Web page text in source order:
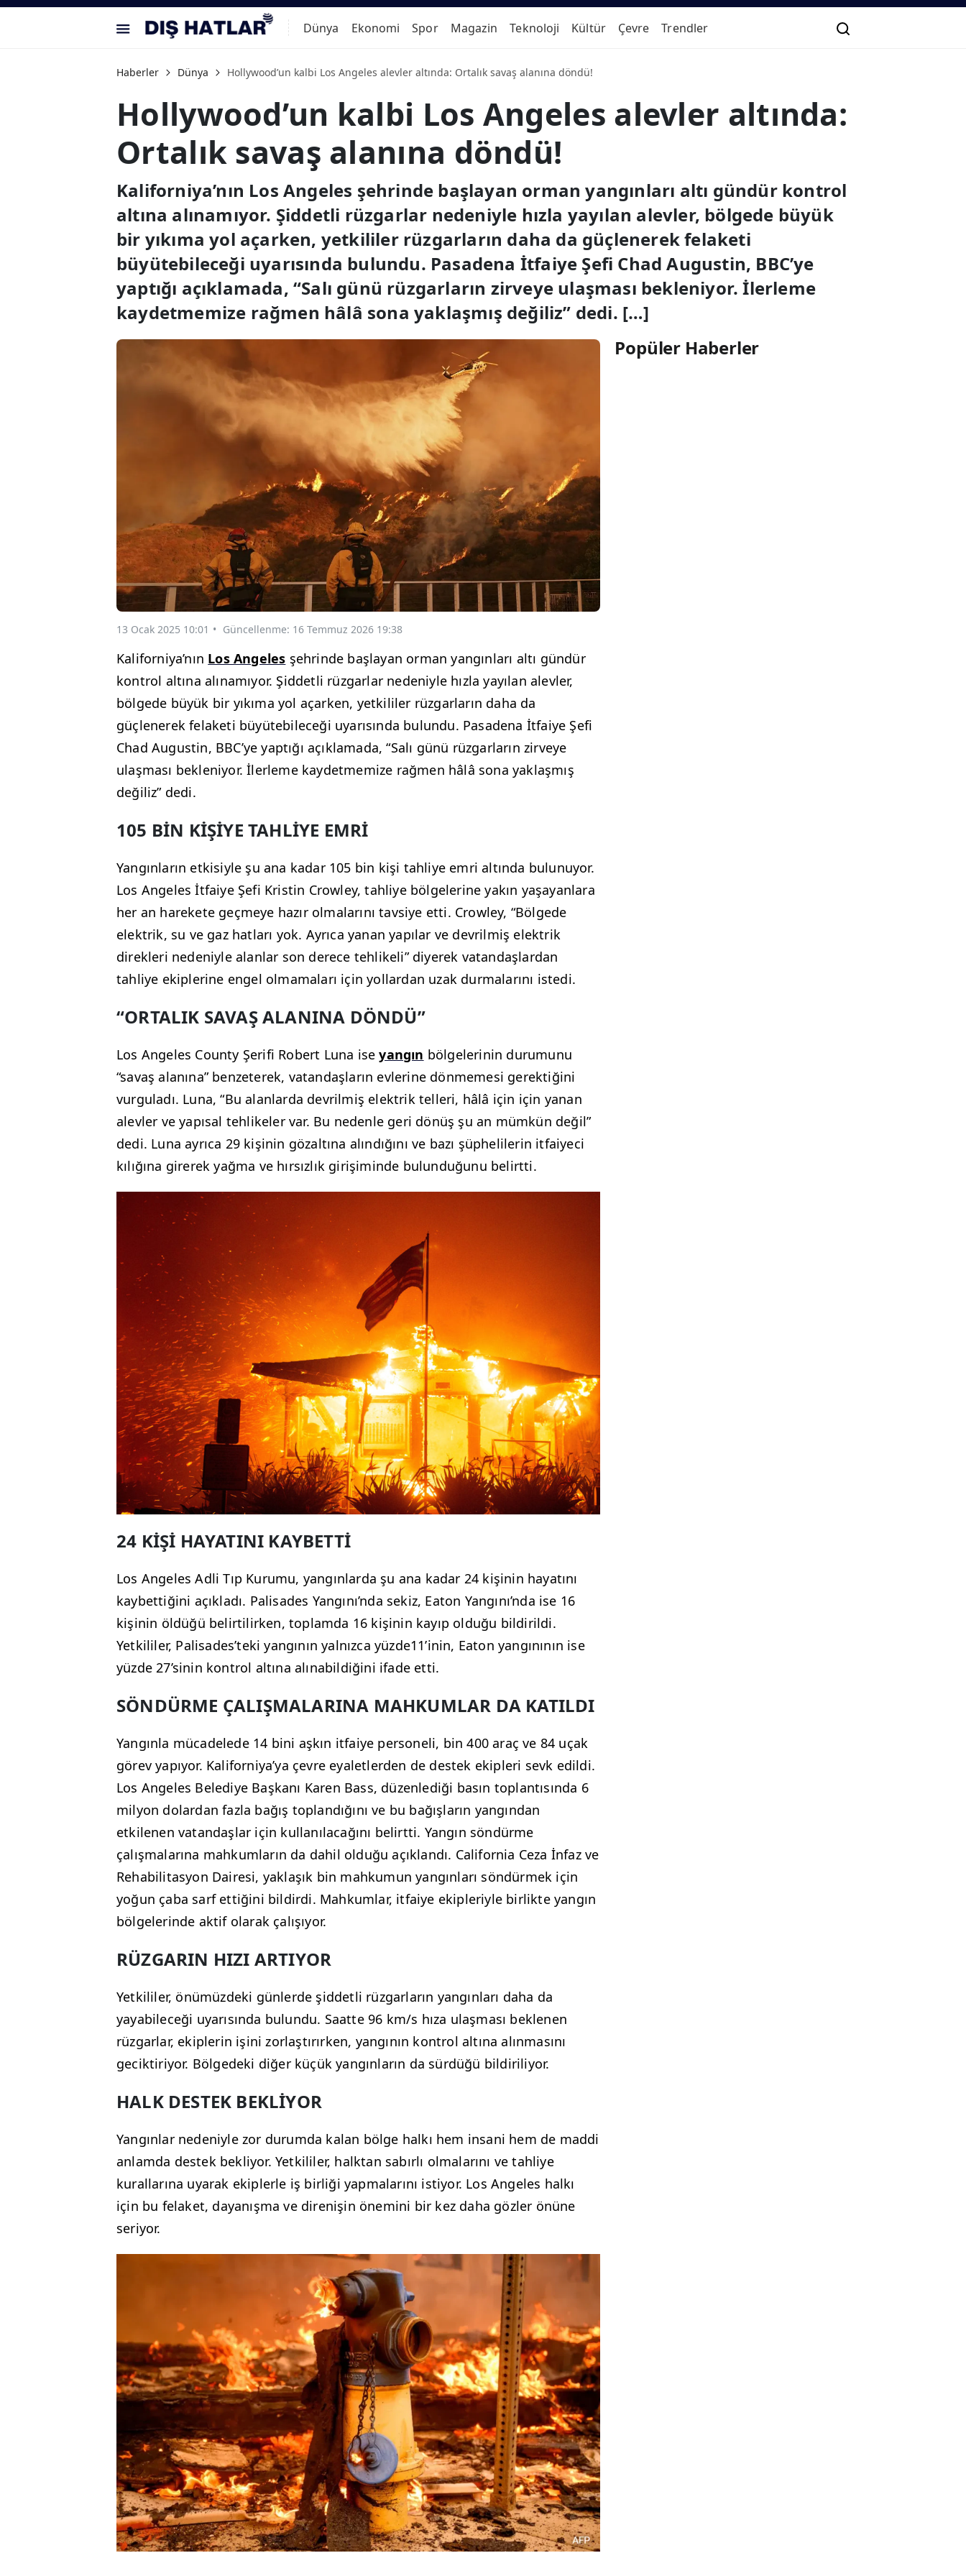
Dünya Ekonomi Spor Magazin Teknoloji Kültür Çevre Trendler
Haberler Dünya Hollywood’un kalbi Los Angeles alevler altında: Ortalık savaş alanına döndü!
Hollywood’un kalbi Los Angeles alevler altında:
Ortalık savaş alanına döndü!
Kaliforniya’nın Los Angeles şehrinde başlayan orman yangınları altı gündür kontrol
altına alınamıyor. Şiddetli rüzgarlar nedeniyle hızla yayılan alevler, bölgede büyük
bir yıkıma yol açarken, yetkililer rüzgarların daha da güçlenerek felaketi
büyütebileceği uyarısında bulundu. Pasadena İtfaiye Şefi Chad Augustin, BBC’ye
yaptığı açıklamada, “Salı günü rüzgarların zirveye ulaşması bekleniyor. İlerleme
kaydetmemize rağmen hâlâ sona yaklaşmış değiliz” dedi. […]
13 Ocak 2025 10:01 Güncellenme: 16 Temmuz 2026 19:38
Kaliforniya’nın Los Angeles şehrinde başlayan orman yangınları altı gündür
kontrol altına alınamıyor. Şiddetli rüzgarlar nedeniyle hızla yayılan alevler,
bölgede büyük bir yıkıma yol açarken, yetkililer rüzgarların daha da
güçlenerek felaketi büyütebileceği uyarısında bulundu. Pasadena İtfaiye Şefi
Chad Augustin, BBC’ye yaptığı açıklamada, “Salı günü rüzgarların zirveye
ulaşması bekleniyor. İlerleme kaydetmemize rağmen hâlâ sona yaklaşmış
değiliz” dedi.
105 BİN KİŞİYE TAHLİYE EMRİ
Yangınların etkisiyle şu ana kadar 105 bin kişi tahliye emri altında bulunuyor.
Los Angeles İtfaiye Şefi Kristin Crowley, tahliye bölgelerine yakın yaşayanlara
her an harekete geçmeye hazır olmalarını tavsiye etti. Crowley, “Bölgede
elektrik, su ve gaz hatları yok. Ayrıca yanan yapılar ve devrilmiş elektrik
direkleri nedeniyle alanlar son derece tehlikeli” diyerek vatandaşlardan
tahliye ekiplerine engel olmamaları için yollardan uzak durmalarını istedi.
“ORTALIK SAVAŞ ALANINA DÖNDÜ”
Los Angeles County Şerifi Robert Luna iseyangın bölgelerinin durumunu
“savaş alanına” benzeterek, vatandaşların evlerine dönmemesi gerektiğini
vurguladı. Luna, “Bu alanlarda devrilmiş elektrik telleri, hâlâ için için yanan
alevler ve yapısal tehlikeler var. Bu nedenle geri dönüş şu an mümkün değil”
dedi. Luna ayrıca 29 kişinin gözaltına alındığını ve bazı şüphelilerin itfaiyeci
kılığına girerek yağma ve hırsızlık girişiminde bulunduğunu belirtti.
24 KİŞİ HAYATINI KAYBETTİ
Los Angeles Adli Tıp Kurumu, yangınlarda şu ana kadar 24 kişinin hayatını
kaybettiğini açıkladı. Palisades Yangını’nda sekiz, Eaton Yangını’nda ise 16
kişinin öldüğü belirtilirken, toplamda 16 kişinin kayıp olduğu bildirildi.
Yetkililer, Palisades’teki yangının yalnızca yüzde11’inin, Eaton yangınının ise
yüzde 27’sinin kontrol altına alınabildiğini ifade etti.
SÖNDÜRME ÇALIŞMALARINA MAHKUMLAR DA KATILDI
Yangınla mücadelede 14 bini aşkın itfaiye personeli, bin 400 araç ve 84 uçak
görev yapıyor. Kaliforniya’ya çevre eyaletlerden de destek ekipleri sevk edildi.
Los Angeles Belediye Başkanı Karen Bass, düzenlediği basın toplantısında 6
milyon dolardan fazla bağış toplandığını ve bu bağışların yangından
etkilenen vatandaşlar için kullanılacağını belirtti. Yangın söndürme
çalışmalarına mahkumların da dahil olduğu açıklandı. California Ceza İnfaz ve
Rehabilitasyon Dairesi, yaklaşık bin mahkumun yangınları söndürmek için
yoğun çaba sarf ettiğini bildirdi. Mahkumlar, itfaiye ekipleriyle birlikte yangın
bölgelerinde aktif olarak çalışıyor.
RÜZGARIN HIZI ARTIYOR
Yetkililer, önümüzdeki günlerde şiddetli rüzgarların yangınları daha da
yayabileceği uyarısında bulundu. Saatte 96 km/s hıza ulaşması beklenen
rüzgarlar, ekiplerin işini zorlaştırırken, yangının kontrol altına alınmasını
geciktiriyor. Bölgedeki diğer küçük yangınların da sürdüğü bildiriliyor.
HALK DESTEK BEKLİYOR
Yangınlar nedeniyle zor durumda kalan bölge halkı hem insani hem de maddi
anlamda destek bekliyor. Yetkililer, halktan sabırlı olmalarını ve tahliye
kurallarına uyarak ekiplerle iş birliği yapmalarını istiyor. Los Angeles halkı
için bu felaket, dayanışma ve direnişin önemini bir kez daha gözler önüne
seriyor.
Popüler Haberler